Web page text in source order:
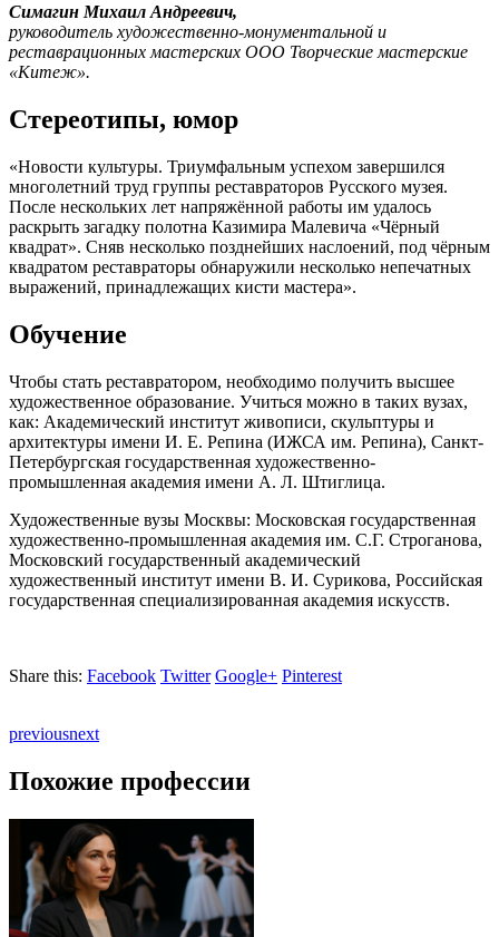
Симагин Михаил Андреевич,
руководитель художественно-монументальной и
реставрационных мастерских ООО Творческие мастерские
«Китеж».
Стереотипы, юмор
«Новости культуры. Триумфальным успехом завершился
многолетний труд группы реставраторов Русского музея.
После нескольких лет напряжённой работы им удалось
раскрыть загадку полотна Казимира Малевича «Чёрный
квадрат». Сняв несколько позднейших наслоений, под чёрным
квадратом реставраторы обнаружили несколько непечатных
выражений, принадлежащих кисти мастера».
Обучение
Чтобы стать реставратором, необходимо получить высшее
художественное образование. Учиться можно в таких вузах,
как: Академический институт живописи, скульптуры и
архитектуры имени И. Е. Репина (ИЖСА им. Репина), Санкт-
Петербургская государственная художественно-
промышленная академия имени А. Л. Штиглица.
Художественные вузы Москвы: Московская государственная
художественно-промышленная академия им. С.Г. Строганова,
Московский государственный академический
художественный институт имени В. И. Сурикова, Российская
государственная специализированная академия искусств.
Share this: Facebook Twitter Google+ Pinterest
previousnext
Похожие профессии